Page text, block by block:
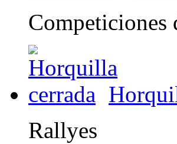
Competiciones
Rallyes